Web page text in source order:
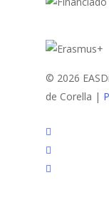
© 2026
de Corella |
facebook
youtube
instagram